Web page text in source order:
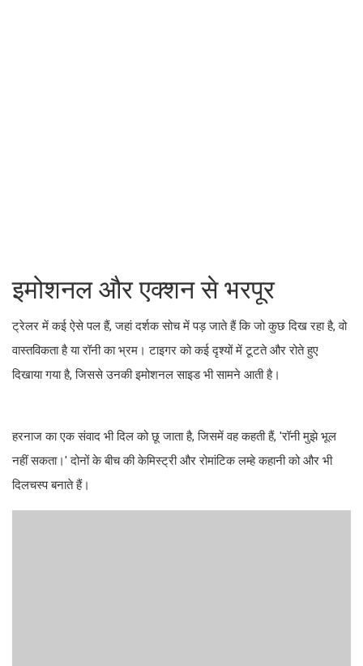
इमोशनल और एक्शन से भरपूर
ट्रेलर में कई ऐसे पल हैं, जहां दर्शक सोच में पड़ जाते हैं कि जो कुछ दिख रहा है, वो
वास्तविकता है या रॉनी का भ्रम। टाइगर को कई दृश्यों में टूटते और रोते हुए
दिखाया गया है, जिससे उनकी इमोशनल साइड भी सामने आती है।
हरनाज का एक संवाद भी दिल को छू जाता है, जिसमें वह कहती हैं, 'रॉनी मुझे भूल
नहीं सकता।' दोनों के बीच की केमिस्ट्री और रोमांटिक लम्हे कहानी को और भी
दिलचस्प बनाते हैं।